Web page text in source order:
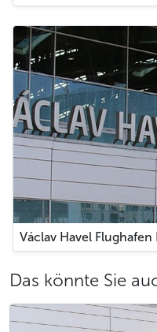
Václav Havel Flughafen
Das könnte Sie